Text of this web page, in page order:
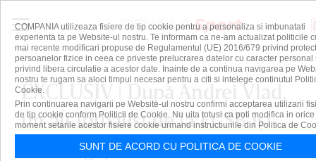
EXCLUSIV | După Andrei Vlad,
un alt fotbalist de la FCSB îşi
face bagajele
COMPANIA utilizeaza fisiere de tip cookie pentru a personaliza si imbunatati
experienta ta pe Website-ul nostru. Te informam ca ne-am actualizat politicile
mai recente modificari propuse de Regulamentul (UE) 2016/679 privind
persoanelor fizice in ceea ce priveste prelucrarea datelor cu caracter personal
privind libera circulatie a acestor date. Inainte de a continua navigarea pe
nostru te rugam sa aloci timpul necesar pentru a citi si intelege continutul
Cookie.
Prin continuarea navigarii pe Website-ul nostru confirmi acceptarea utilizarii
de tip cookie conform Politicii de Cookie. Nu uita totusi ca poti modifica in orice
moment setarile acestor fisiere cookie urmand instructiunile din Politica de
SUNT DE ACORD CU POLITICA DE COOKIE